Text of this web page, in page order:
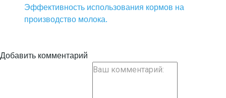
Эффективность использования кормов на
производство молока.
Добавить комментарий